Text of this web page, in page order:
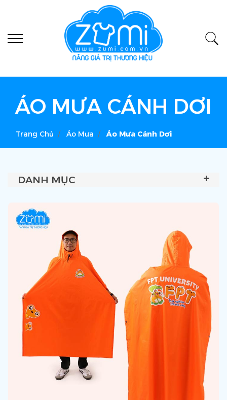
ÁO MƯA CÁNH DƠI
Trang Chủ Áo Mưa Áo Mưa Cánh Dơi
DANH MỤC